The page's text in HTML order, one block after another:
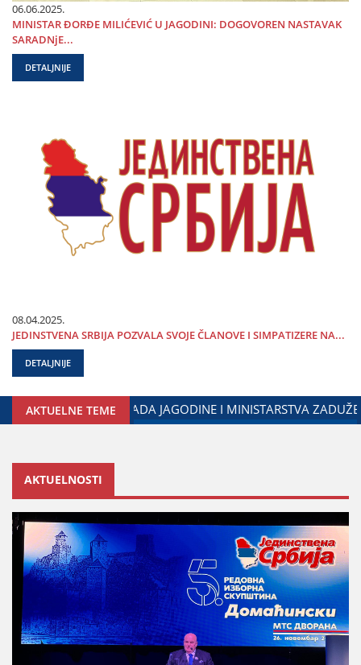
06.06.2025.
MINISTAR ĐORĐE MILIĆEVIĆ U ЈAGODINI: DOGOVOREN NASTAVAK
SARADNjE...
DETALJNIJE
08.04.2025.
ЈEDINSTVENA SRBIЈA POZVALA SVOЈE ČLANOVE I SIMPATIZERE NA...
DETALJNIJE
AKTUELNE TEME
NA OBELEŽAVANjU DANA POLICIЈE I MINISTARSTVA
AKTUELNOSTI